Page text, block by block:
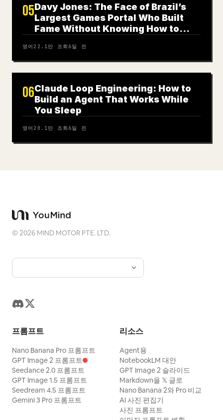
05Davy Jones: The Face of Brazil’s
Largest Games Portal Who Built
Fame Without Knowing How to
영어 22.1만 조회 6일 전
06Claude Loop Engineering: How to
Build an Agent That Works While
You Sleep
영어 20.1만 조회 6일 전
©2026 MIND MOTOR PTE. LTD.
프롬프트
Nano Banana Pro 프롬프트
GPT Image 2 프롬프트
Seedance 2.0 프롬프트
GPT Image 1.5 프롬프트
Seedream 4.5 프롬프트
Gemini 3 Pro 프롬프트
리소스
Agent용
NotebookLM 대안
GPT Image 2 슬라이드
Markdown을 𝕏 글로
Nano Banana 2와 Pro 비교
AI 사진 편집기
사진 프롬프트